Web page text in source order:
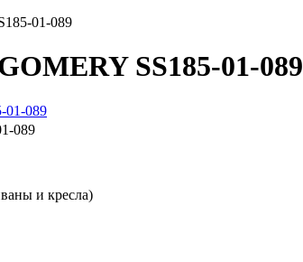
01-089
SS185-01-089
089
и кресла)